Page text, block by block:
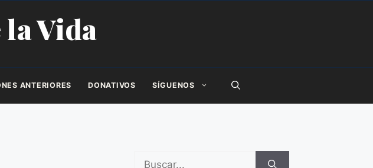
la Vida
ANTERIORES DONATIVOS SÍGUENOS
Buscar: